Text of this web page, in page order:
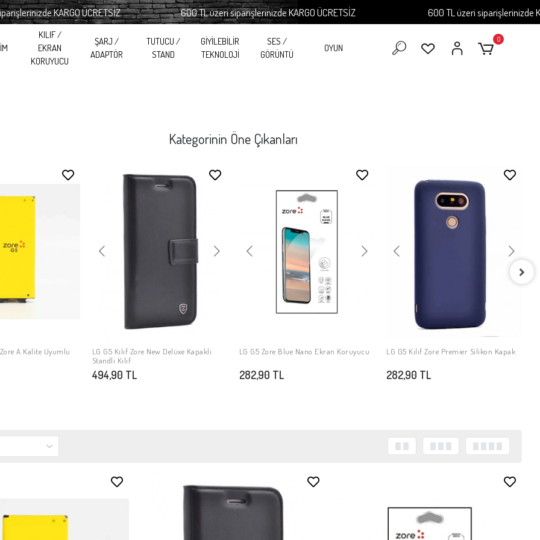
KARGO ÜCRETSİZ 600 TL üzeri siparişlerinizde KARGO ÜCRETSİZ 600 TL üzeri siparişlerinizde KARGO
KILIF /
EKRAN
KORUYUCU
ŞARJ /
ADAPTÖR
TUTUCU /
STAND
GİYİLEBİLİR
TEKNOLOJİ
SES /
GÖRÜNTÜ
OYUN
0
Kategorinin Öne Çıkanları
EKLE
A Kalite Uyumlu
SEPETE EKLE
LG G5 Kılıf Zore New Delüxe Kapaklı
Standlı Kılıf
494,90 TL
SEPETE EKLE
LG G5 Zore Blue Nano Ekran Koruyucu
282,90 TL
SEPETE EKLE
LG G5 Kılıf Zore Premier Silikon Kapak
282,90 TL